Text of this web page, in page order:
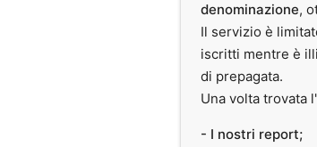
denominazione,
Il servizio è
iscritti mentre è
di prepagata.
Una volta trovata
- I nostri report;